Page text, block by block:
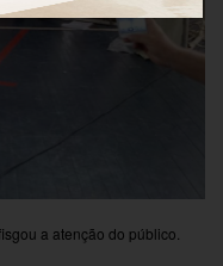
a atenção do público.